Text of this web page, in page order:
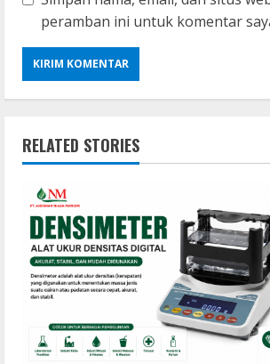
peramban ini untuk komentar
RELATED STORIES